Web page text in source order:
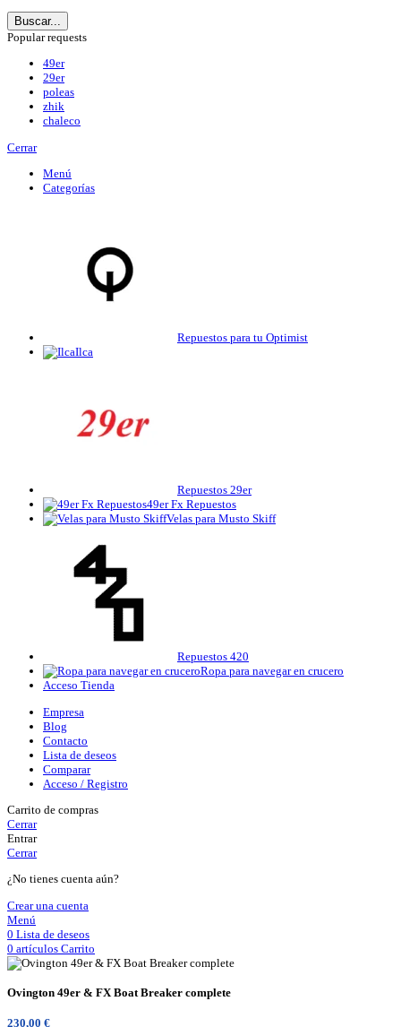
Buscar...
Popular requests
49er
29er
poleas
zhik
chaleco
Cerrar
Menú
Categorías
Repuestos para tu Optimist
Ilca
Repuestos 29er
49er Fx Repuestos
Velas para Musto Skiff
Repuestos 420
Ropa para navegar en crucero
Acceso Tienda
Empresa
Blog
Contacto
Lista de deseos
Comparar
Acceso / Registro
Carrito de compras
Cerrar
Entrar
Cerrar
¿No tienes cuenta aún?
Crear una cuenta
Menú
0 Lista de deseos
0 artículos Carrito
Ovington 49er & FX Boat Breaker complete
230,00 €